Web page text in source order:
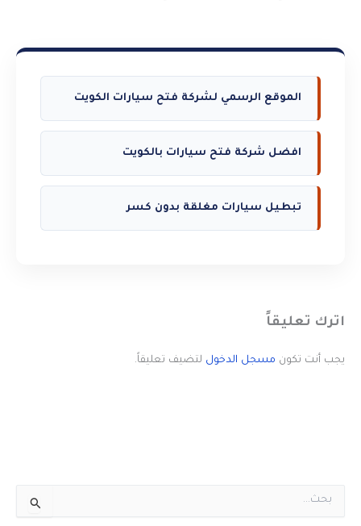
الموقع الرسمي لشركة فتح سيارات الكويت
افضل شركة فتح سيارات بالكويت
تبطيل سيارات مغلقة بدون كسر
اترك تعليقاً
يجب أنت تكون مسجل الدخول لتضيف تعليقاً.